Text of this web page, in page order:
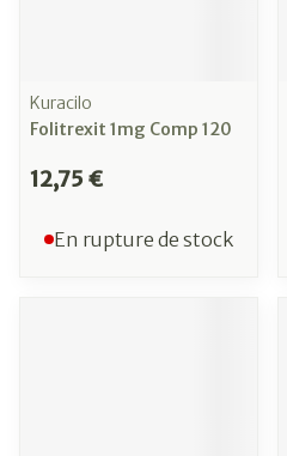
Kuracilo
Folitrexit 1mg Comp 120
12,75 €
En rupture de stock